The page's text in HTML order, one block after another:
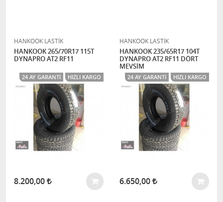
HANKOOK LASTİK
HANKOOK 265/70R17 115T
DYNAPRO AT2 RF11
24 AY GARANTI HIZLI KARGO
8.200,00
HANKOOK LASTİK
HANKOOK 235/65R17 104T
DYNAPRO AT2 RF11 DÖRT
MEVSİM
24 AY GARANTI HIZLI KARGO
6.650,00